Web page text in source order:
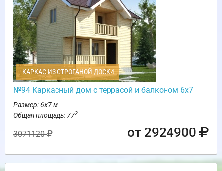
КАРКАС ИЗ СТРОГАНОЙ ДОСКИ
№94 Каркасный дом с террасой и балконом 6х7
Размер: 6х7 м
Общая площадь: 772
3071120 от 2924900